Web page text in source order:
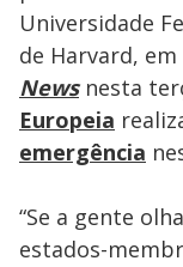
Universidade
de Harvard,
Newsnesta
Europeia
emergência
“Se a gente
estados-